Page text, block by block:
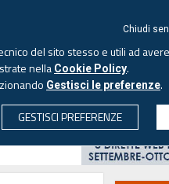
ECONOMIA & SOCIETÀ
Chiudi
del sito stesso e utili ad avere
nella Cookie Policy.
Gestisci le preferenze.
GESTISCI PREFERENZE